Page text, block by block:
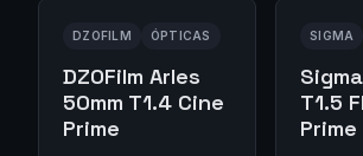
DZOFILM ÓPTICAS
DZOFilm Arles
50mm T1.4 Cine
Prime
SIGMA
T1.5
Prime